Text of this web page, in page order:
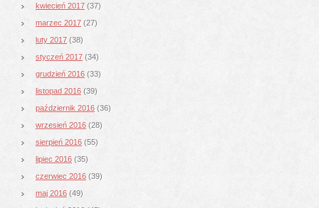
kwiecień 2017 (37)
marzec 2017 (27)
luty 2017 (38)
styczeń 2017 (34)
grudzień 2016 (33)
listopad 2016 (39)
październik 2016 (36)
wrzesień 2016 (28)
sierpień 2016 (55)
lipiec 2016 (35)
czerwiec 2016 (39)
maj 2016 (49)